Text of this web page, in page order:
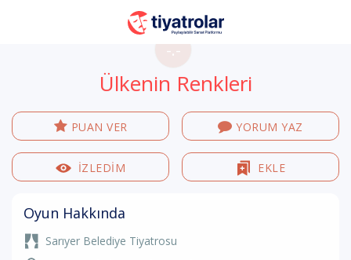
-.-
Ülkenin Renkleri
PUAN VER YORUM YAZ
İZLEDİM EKLE
Oyun Hakkında
Sarıyer Belediye Tiyatrosu